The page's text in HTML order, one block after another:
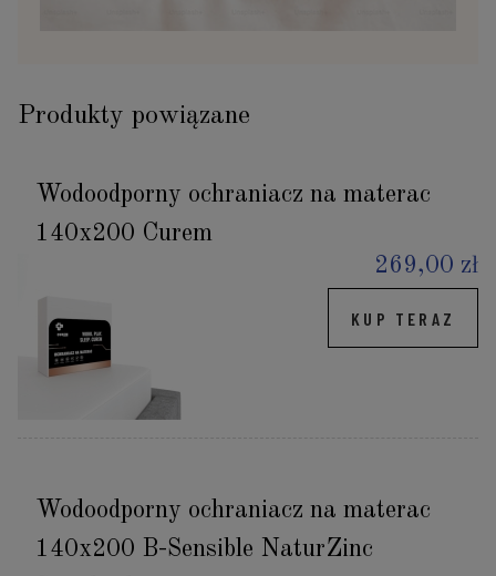
Produkty powiązane
Wodoodporny ochraniacz na materac
140x200 Curem
269,00 zł
KUP TERAZ
Wodoodporny ochraniacz na materac
140x200 B-Sensible NaturZinc